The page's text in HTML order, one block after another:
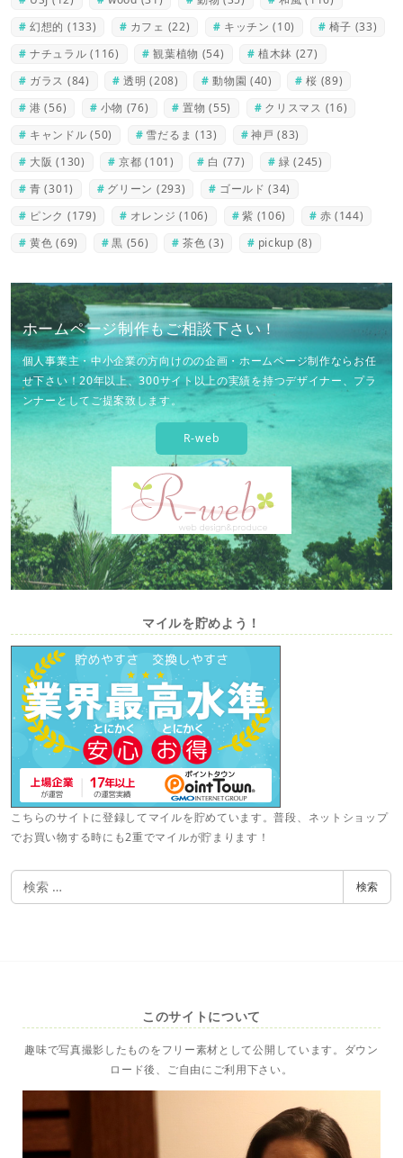
幻想的 (133) カフェ (22) キッチン (10) 椅子 (33)
ナチュラル (116) 観葉植物 (54) 植木鉢 (27)
ガラス (84) 透明 (208) 動物園 (40) 桜 (89)
港 (56) 小物 (76) 置物 (55) クリスマス (16)
キャンドル (50) 雪だるま (13) 神戸 (83)
大阪 (130) 京都 (101) 白 (77) 緑 (245)
青 (301) グリーン (293) ゴールド (34)
ピンク (179) オレンジ (106) 紫 (106) 赤 (144)
黄色 (69) 黒 (56) 茶色 (3) pickup (8)
ホームページ制作もご相談下さい！
個人事業主・中小企業の方向けのの企画・ホームページ制作ならお任
せ下さい！20年以上、300サイト以上の実績を持つデザイナー、プラ
ンナーとしてご提案致します。
R-web
マイルを貯めよう！
こちらのサイトに登録してマイルを貯めています。普段、ネットショップ
でお買い物する時にも2重でマイルが貯まります！
検
索
検索
このサイトについて
趣味で写真撮影したものをフリー素材として公開しています。ダウン
ロード後、ご自由にご利用下さい。